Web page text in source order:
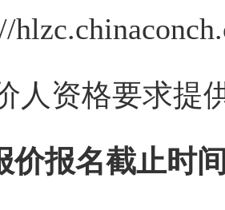
人资格要求提
价报名截止时